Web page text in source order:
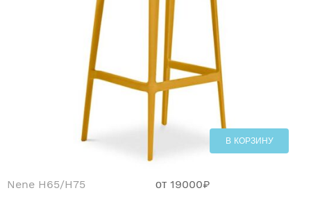
В КОРЗИНУ
Nene H65/H75 от 19000₽